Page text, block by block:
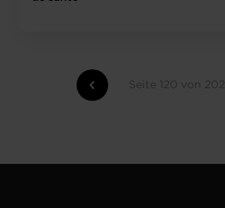
Seite 120 von 202